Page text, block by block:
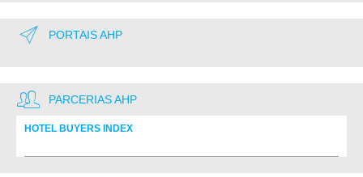
PORTAIS AHP
PARCERIAS AHP
HOTEL BUYERS INDEX